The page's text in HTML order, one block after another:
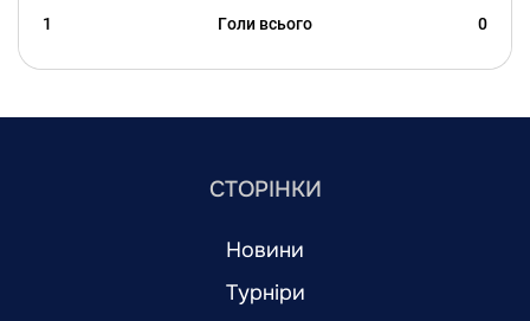
1 Голи всього 0
СТОРІНКИ
Новини
Турніри